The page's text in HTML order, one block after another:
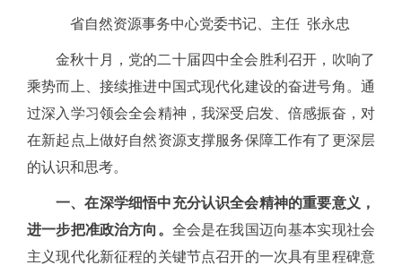
省自然资源事务中心党委书记、主任 张永忠
金秋十月，党的二十届四中全会胜利召开，吹响了
乘势而上、接续推进中国式现代化建设的奋进号角。通
过深入学习领会全会精神，我深受启发、倍感振奋，对
在新起点上做好自然资源支撑服务保障工作有了更深层
的认识和思考。
一、在深学细悟中充分认识全会精神的重要意义，
进一步把准政治方向。 全会是在我国迈向基本实现社会
主义现代化新征程的关键节点召开的一次具有里程碑意